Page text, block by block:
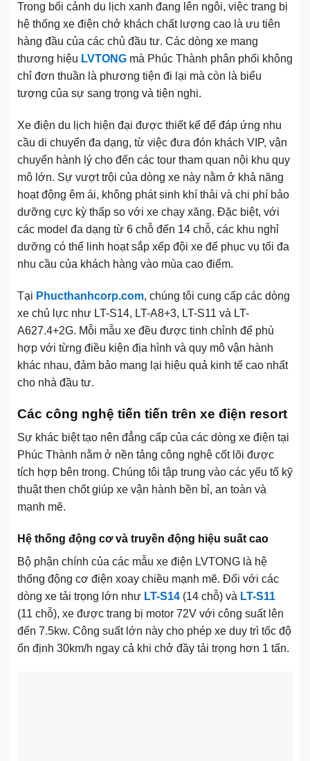
Trong bối cảnh du lịch xanh đang lên ngôi, việc trang bị
hệ thống xe điện chở khách chất lượng cao là ưu tiên
hàng đầu của các chủ đầu tư. Các dòng xe mang
thương hiệu LVTONG mà Phúc Thành phân phối không
chỉ đơn thuần là phương tiện đi lại mà còn là biểu
tượng của sự sang trọng và tiện nghi.
Xe điện du lịch hiện đại được thiết kế để đáp ứng nhu
cầu di chuyển đa dạng, từ việc đưa đón khách VIP, vận
chuyển hành lý cho đến các tour tham quan nội khu quy
mô lớn. Sự vượt trội của dòng xe này nằm ở khả năng
hoạt động êm ái, không phát sinh khí thải và chi phí bảo
dưỡng cực kỳ thấp so với xe chạy xăng. Đặc biệt, với
các model đa dạng từ 6 chỗ đến 14 chỗ, các khu nghỉ
dưỡng có thể linh hoạt sắp xếp đội xe để phục vụ tối đa
nhu cầu của khách hàng vào mùa cao điểm.
Tại Phucthanhcorp.com, chúng tôi cung cấp các dòng
xe chủ lực như LT-S14, LT-A8+3, LT-S11 và LT-
A627.4+2G. Mỗi mẫu xe đều được tinh chỉnh để phù
hợp với từng điều kiện địa hình và quy mô vận hành
khác nhau, đảm bảo mang lại hiệu quả kinh tế cao nhất
cho nhà đầu tư.
Các công nghệ tiến tiến trên xe điện resort
Sự khác biệt tạo nên đẳng cấp của các dòng xe điện tại
Phúc Thành nằm ở nền tảng công nghệ cốt lõi được
tích hợp bên trong. Chúng tôi tập trung vào các yếu tố kỹ
thuật then chốt giúp xe vận hành bền bỉ, an toàn và
mạnh mẽ.
Hệ thống động cơ và truyền động hiệu suất cao
Bộ phận chính của các mẫu xe điện LVTONG là hệ
thống động cơ điện xoay chiều mạnh mẽ. Đối với các
dòng xe tải trọng lớn như LT-S14 (14 chỗ) và LT-S11
(11 chỗ), xe được trang bị motor 72V với công suất lên
đến 7.5kw. Công suất lớn này cho phép xe duy trì tốc độ
ổn định 30km/h ngay cả khi chở đầy tải trọng hơn 1 tấn.